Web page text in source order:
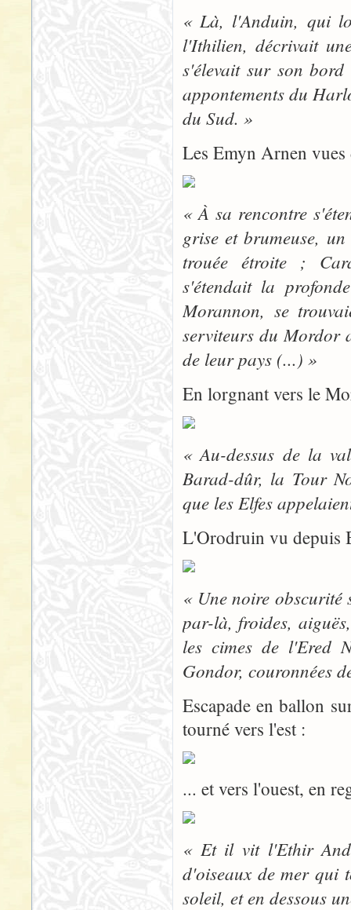
« Là, l'Anduin, qui
l'Ithilien, décrivait
s'élevait sur son bord
appontements du
du Sud. »
Les Emyn Arnen
« À sa rencontre
grise et brumeuse,
trouée étroite ;
s'étendait la
Morannon, se
serviteurs du Mordor
de leur pays (...) »
En lorgnant vers le
« Au-dessus de la
Barad-dûr, la Tour
que les Elfes
L'Orodruin vu depuis
« Une noire
par-là, froides,
les cimes de l'Ered
Gondor, couronnées
Escapade en ballon
tourné vers l'est :
... et vers l'ouest, en
« Et il vit l'Ethir
d'oiseaux de mer qui
soleil, et en dessous